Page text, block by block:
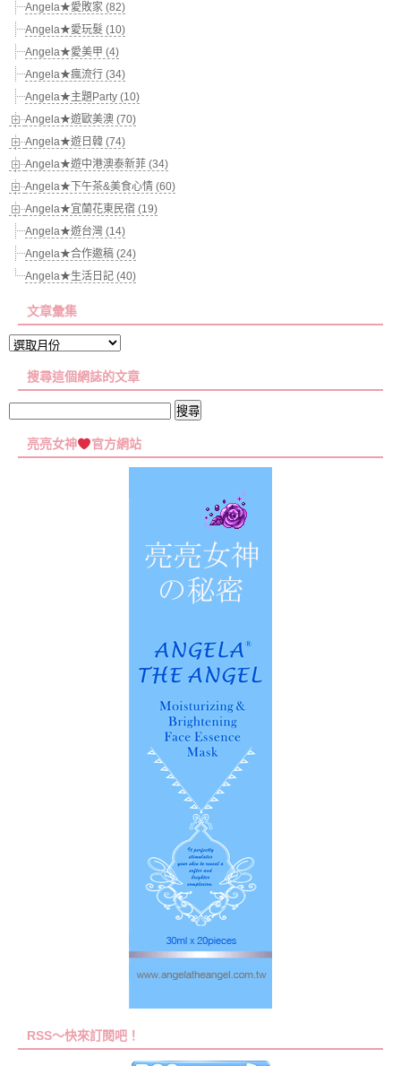
Angela★愛敗家 (82)
Angela★愛玩髮 (10)
Angela★愛美甲 (4)
Angela★瘋流行 (34)
Angela★主題Party (10)
Angela★遊歐美澳 (70)
Angela★遊日韓 (74)
Angela★遊中港澳泰新菲 (34)
Angela★下午茶&美食心情 (60)
Angela★宜蘭花東民宿 (19)
Angela★遊台灣 (14)
Angela★合作邀稿 (24)
Angela★生活日記 (40)
文章彙集
文
彙
搜尋這個網誌的文章
關
亮亮女神 官方網站
RSS～快來訂閱吧！